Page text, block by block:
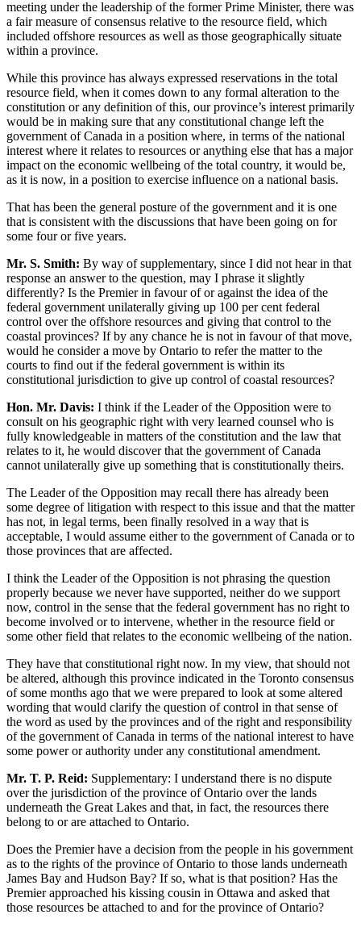
meeting under the leadership of the former Prime Minister, there was
a fair measure of consensus relative to the resource field, which
included offshore resources as well as those geographically situate
within a province.
While this province has always expressed reservations in the total
resource field, when it comes down to any formal alteration to the
constitution or any definition of this, our province’s interest primarily
would be in making sure that any constitutional change left the
government of Canada in a position where, in terms of the national
interest where it relates to resources or anything else that has a major
impact on the economic wellbeing of the total country, it would be,
as it is now, in a position to exercise influence on a national basis.
That has been the general posture of the government and it is one
that is consistent with the discussions that have been going on for
some four or five years.
Mr. S. Smith: By way of supplementary, since I did not hear in that
response an answer to the question, may I phrase it slightly
differently? Is the Premier in favour of or against the idea of the
federal government unilaterally giving up 100 per cent federal
control over the offshore resources and giving that control to the
coastal provinces? If by any chance he is not in favour of that move,
would he consider a move by Ontario to refer the matter to the
courts to find out if the federal government is within its
constitutional jurisdiction to give up control of coastal resources?
Hon. Mr. Davis: I think if the Leader of the Opposition were to
consult on his geographic right with very learned counsel who is
fully knowledgeable in matters of the constitution and the law that
relates to it, he would discover that the government of Canada
cannot unilaterally give up something that is constitutionally theirs.
The Leader of the Opposition may recall there has already been
some degree of litigation with respect to this issue and that the matter
has not, in legal terms, been finally resolved in a way that is
acceptable, I would assume either to the government of Canada or to
those provinces that are affected.
I think the Leader of the Opposition is not phrasing the question
properly because we never have supported, neither do we support
now, control in the sense that the federal government has no right to
become involved or to intervene, whether in the resource field or
some other field that relates to the economic wellbeing of the nation.
They have that constitutional right now. In my view, that should not
be altered, although this province indicated in the Toronto consensus
of some months ago that we were prepared to look at some altered
wording that would clarify the question of control in that sense of
the word as used by the provinces and of the right and responsibility
of the government of Canada in terms of the national interest to have
some power or authority under any constitutional amendment.
Mr. T. P. Reid: Supplementary: I understand there is no dispute
over the jurisdiction of the province of Ontario over the lands
underneath the Great Lakes and that, in fact, the resources there
belong to or are attached to Ontario.
Does the Premier have a decision from the people in his government
as to the rights of the province of Ontario to those lands underneath
James Bay and Hudson Bay? If so, what is that position? Has the
Premier approached his kissing cousin in Ottawa and asked that
those resources be attached to and for the province of Ontario?